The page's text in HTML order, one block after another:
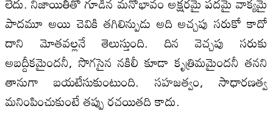
పాదమూ అయి చెవికి తగిలిన్పుడు అది అచ్చపు సరుకో కాదో
దాని మోతవల్లనే తెలుస్తుంది. దిన వెచ్చపు సరుకు
అబద్దీకమైందనీ, సొగసైన నకిలీ కూడా కృత్రిమమైందనీ తనని
తానుగా బయటేసుకుంటుంది. సహజత్వం, సాధారణత్వ
మనింపించుకుంటే తప్పు రచయితది కాదు.